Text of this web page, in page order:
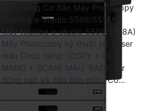
Tính Năng Cơ Bản Máy Photocopy
Toshiba e-Studio 5508/5518A (
Máy toshiba e-studio 5508/5518A)
Máy Photocopy kỹ thuật số, Laser
màu Chức năng: (COPY + IN
MẠNG + SCAN) MÀU RADF: Tự
động nạp và đảo bản gốc : Có...